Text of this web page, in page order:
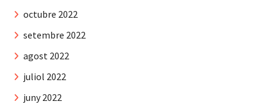
octubre 2022
setembre 2022
agost 2022
juliol 2022
juny 2022